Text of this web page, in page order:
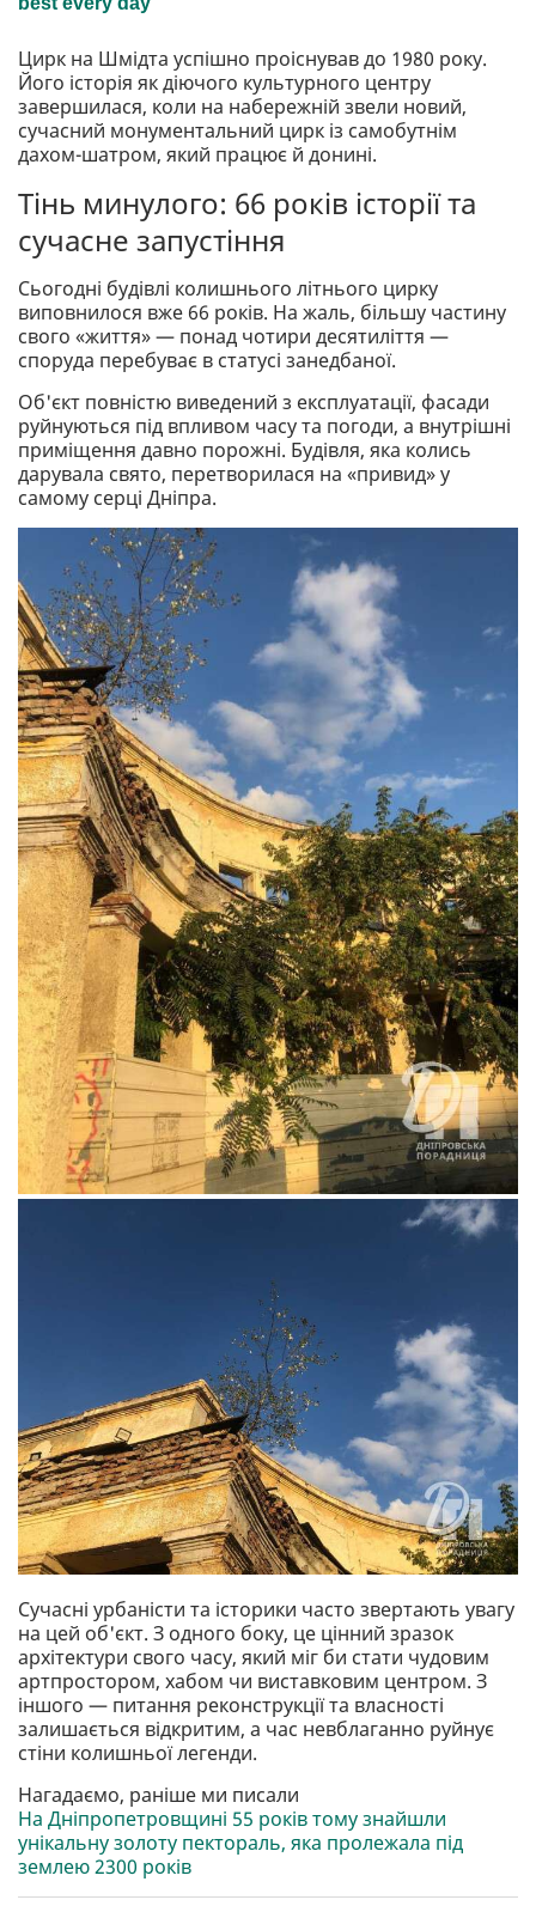
Цирк на Шмідта успішно проіснував до 1980 року.
Його історія як діючого культурного центру
завершилася, коли на набережній звели новий,
сучасний монументальний цирк із самобутнім
дахом-шатром, який працює й донині.
Тінь минулого: 66 років історії та
сучасне запустіння
Сьогодні будівлі колишнього літнього цирку
виповнилося вже 66 років. На жаль, більшу частину
свого «життя» — понад чотири десятиліття —
споруда перебуває в статусі занедбаної.
Об'єкт повністю виведений з експлуатації, фасади
руйнуються під впливом часу та погоди, а внутрішні
приміщення давно порожні. Будівля, яка колись
дарувала свято, перетворилася на «привид» у
самому серці Дніпра.
Сучасні урбаністи та історики часто звертають увагу
на цей об'єкт. З одного боку, це цінний зразок
архітектури свого часу, який міг би стати чудовим
артпростором, хабом чи виставковим центром. З
іншого — питання реконструкції та власності
залишається відкритим, а час невблаганно руйнує
стіни колишньої легенди.
Нагадаємо, раніше ми писали
На Дніпропетровщині 55 років тому знайшли
унікальну золоту пектораль, яка пролежала під
землею 2300 років